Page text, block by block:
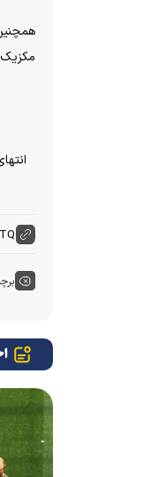
مکزیک